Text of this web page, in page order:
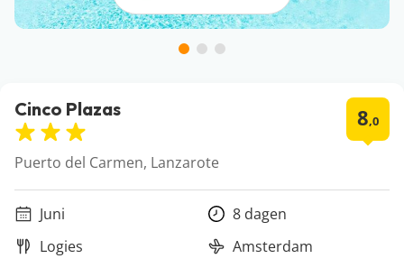
Cinco Plazas 8,0
Puerto del Carmen, Lanzarote
Juni
8 dagen
Logies
Amsterdam